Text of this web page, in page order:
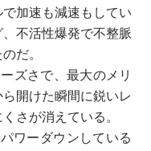
加速も減速もしてい
不活性爆発で不整脈
だ。
ズさで、最大のメリ
開けた瞬間に鋭いレ
さが消えている。
ワーダウンしている